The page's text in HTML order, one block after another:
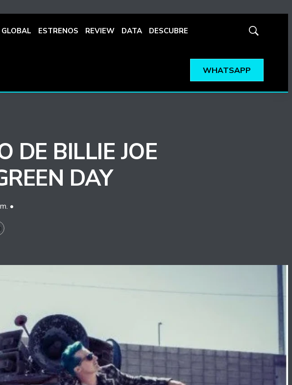
GLOBAL ESTRENOS REVIEW DATA DESCUBRE
Mostrar
WHATSAPP
DE BILLIE JOE
DAY
•